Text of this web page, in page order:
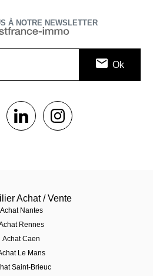
À NOTRE NEWSLETTER
1$s 1$s
Achat / Vente
Achat Nantes
Rennes
Achat Caen
Le Mans
Saint-Brieuc